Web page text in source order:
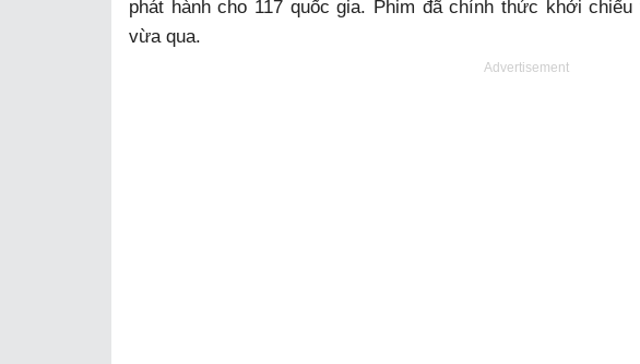
phát hành cho 117 quốc gia. Phim đã chính thức khởi
vừa qua.
Advertisement